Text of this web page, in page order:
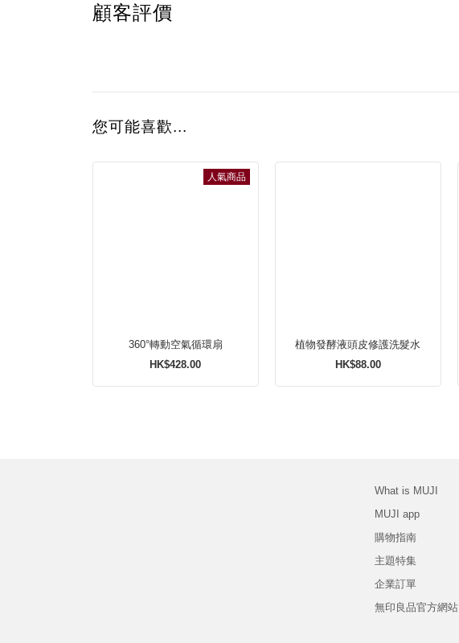
顧客評價
您可能喜歡...
人氣商品
360°轉動空氣循環扇
HK$428.00
植物發酵液頭皮修護洗髮水
HK$88.00
What is MUJI
MUJI app
購物指南
主題特集
企業訂單
無印良品官方網站